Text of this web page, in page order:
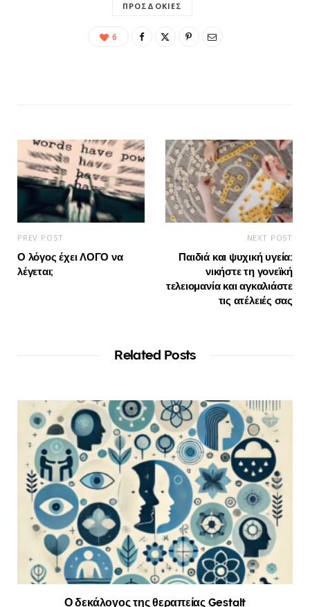
ΠΡΟΣΔΟΚΊΕΣ
6
PREV POST
Ο λόγος έχει ΛΟΓΟ να
λέγεται;
NEXT POST
Παιδιά και ψυχική υγεία:
νικήστε τη γονεϊκή
τελειομανία και αγκαλιάστε
τις ατέλειές σας
Related Posts
Ο δεκάλογος της θεραπείας Gestalt